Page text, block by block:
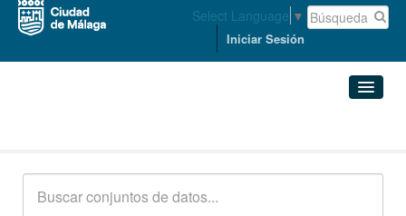
Select Language ▼
Iniciar Sesión